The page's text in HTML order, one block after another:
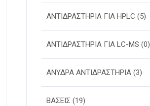
ΑΝΤΙΔΡΑΣΤΗΡΙΑ ΓΙΑ HPLC (5)
ΑΝΤΙΔΡΑΣΤΗΡΙΑ ΓΙΑ LC-MS (0)
ΑΝΥΔΡΑ ΑΝΤΙΔΡΑΣΤΗΡΙΑ (3)
ΒΑΣΕΙΣ (19)